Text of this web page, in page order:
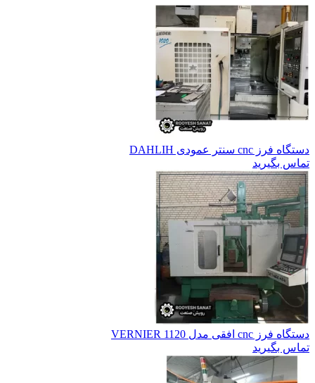
دستگاه فرز cnc سنتر عمودی DAHLIH
تماس بگیرید
دستگاه فرز cnc افقی مدل VERNIER 1120
تماس بگیرید